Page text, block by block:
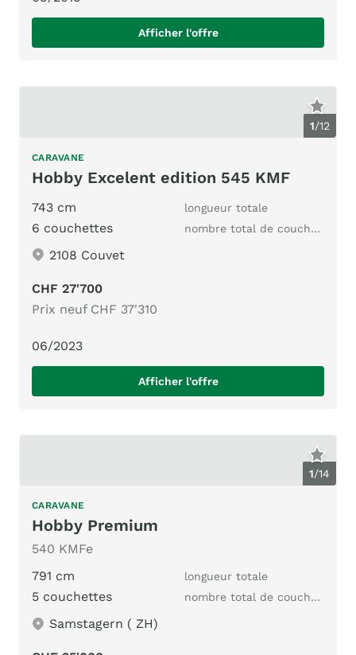
Afficher l'offre
1/12
CARAVANE
Hobby Excelent edition 545 KMF
743 cm longueur totale
6 couchettes nombre total de couchages
2108 Couvet
CHF 27'700
Prix neuf CHF 37'310
06/2023
Afficher l'offre
1/14
CARAVANE
Hobby Premium
540 KMFe
791 cm
longueur totale
5 couchettes nombre total de couchages
Samstagern ( ZH)